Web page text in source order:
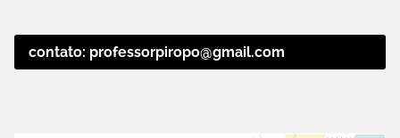
contato: professorpiropo@gmail.com